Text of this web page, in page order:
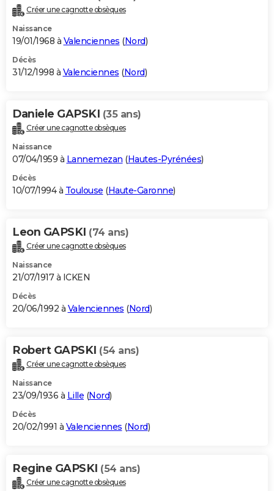
Créer une cagnotte obsèques
Naissance
19/01/1968 à Valenciennes (Nord)
Décès
31/12/1998 à Valenciennes (Nord)
Daniele GAPSKI (35 ans)
Créer une cagnotte obsèques
Naissance
07/04/1959 à Lannemezan (Hautes-Pyrénées)
Décès
10/07/1994 à Toulouse (Haute-Garonne)
Leon GAPSKI (74 ans)
Créer une cagnotte obsèques
Naissance
21/07/1917 à ICKEN
Décès
20/06/1992 à Valenciennes (Nord)
Robert GAPSKI (54 ans)
Créer une cagnotte obsèques
Naissance
23/09/1936 à Lille (Nord)
Décès
20/02/1991 à Valenciennes (Nord)
Regine GAPSKI (54 ans)
Créer une cagnotte obsèques